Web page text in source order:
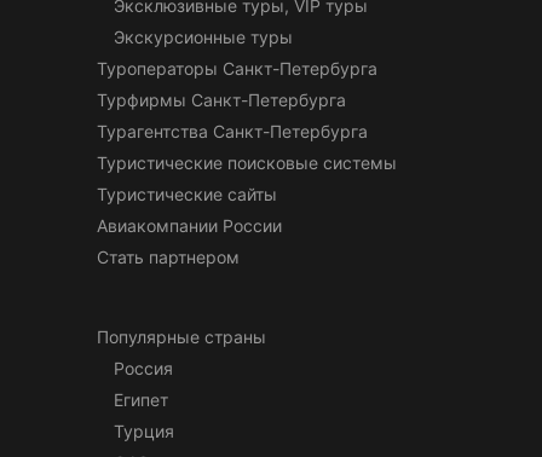
Эксклюзивные туры, VIP туры
Экскурсионные туры
Туроператоры Санкт-Петербурга
Турфирмы Санкт-Петербурга
Турагентства Санкт-Петербурга
Туристические поисковые системы
Туристические сайты
Авиакомпании России
Стать партнером
Популярные страны
Россия
Египет
Турция